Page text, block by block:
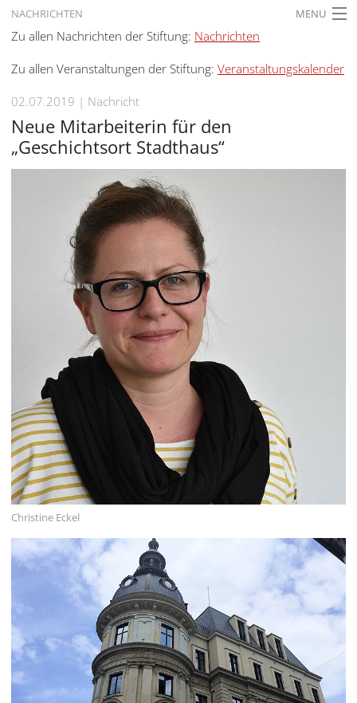
NACHRICHTEN MENU
STARTSEITE
AKTUELLES
AUSSTELLUNGEN
GESCHICHTE
BILDUNG
FORSCHUNG
SERVICE
Deutsch Zurück
Deutsch
Deutsch
English
Français
Dansk
Español
Polski
Português
Türkçe
Yкраїнський
Русский
Zu allen Nachrichten der Stiftung: Nachrichten
Zu allen Veranstaltungen der Stiftung: Veranstaltungskalender
02.07.2019 Nachricht
Neue Mitarbeiterin für den
„Geschichtsort Stadthaus“
Christine Eckel